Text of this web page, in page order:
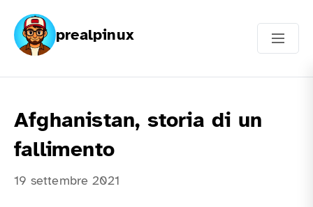
prealpinux
Afghanistan, storia di un
fallimento
19 settembre 2021